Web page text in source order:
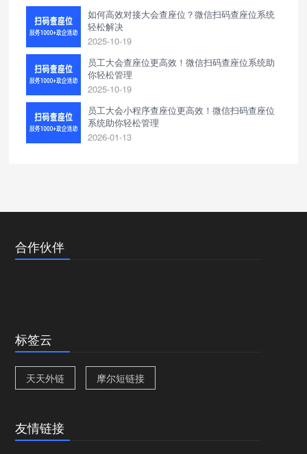
如何高效对接大会查座位？微信扫码查座位系统
轻松解决
2025-10-19
员工大会查座位更高效！微信扫码查座位系统助
你轻松管理
2025-10-19
员工大会小程序查座位更高效！微信扫码查座位
系统助你轻松管理
2026-01-13
合作伙伴
标签云
天天外链 摩尔短链接
友情链接